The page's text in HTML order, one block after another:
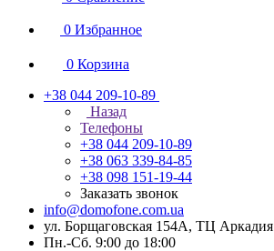
0 Избранное
0 Корзина
+38 044 209-10-89
Назад
Телефоны
+38 044 209-10-89
+38 063 339-84-85
+38 098 151-19-44
Заказать звонок
info@domofone.com.ua
ул. Борщаговская 154А, ТЦ Аркадия
Пн.-Сб. 9:00 до 18:00